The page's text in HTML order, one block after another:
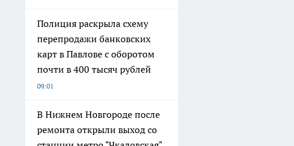
Полиция раскрыла схему
перепродажи банковских
карт в Павлове с оборотом
почти в 400 тысяч рублей
09:01
В Нижнем Новгороде после
ремонта открыли выход со